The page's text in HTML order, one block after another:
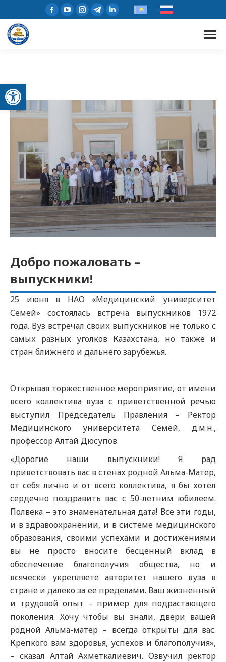
Открыть панель инструментов
Добро пожаловать –
выпускники!
25 июня в НАО «Медицинский университет
Семей» состоялась встреча выпускников 1972
года. Вуз встречал своих выпускников не только с
самых разных уголков Казахстана, но также и
стран ближнего и дальнего зарубежья.
Открывая торжественное мероприятие, от имени
всего коллектива вуза с приветственной речью
выступил Председатель Правления – Ректор
Медицинского университета Семей, д.м.н.,
профессор Алтай Дюсупов.
«Дорогие наши выпускники! Я рад
приветствовать вас в стенах родной Альма-Матер,
от себя лично и от всего коллектива, я бы хотел
сердечно поздравить вас с 50-летним юбилеем.
Полвека – это знаменательная дата! Все эти годы,
и в здравоохранении, и в системе медицинского
образования, своими успехами и достижениями
вы не просто вносите бесценный вклад в
обеспечение благополучия общества, но и
всячески укрепляете авторитет нашего вуза в
стране и далеко за ее пределами. Ваш жизненный
и трудовой опыт – пример для подрастающего
поколения. Хочу чтобы вы знали, двери вашей
родной Альма-матер – всегда открыты для вас.
Крепкого вам здоровья, успехов и благополучия»,
– сказал Алтай Ахметкалиевич. Озвучил ректор